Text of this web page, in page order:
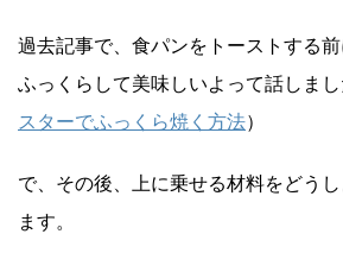
過去記事で、食パンをトーストする
ふっくらして美味しいよって話しま
スターでふっくら焼く方法）
で、その後、上に乗せる材料をどう
ます。